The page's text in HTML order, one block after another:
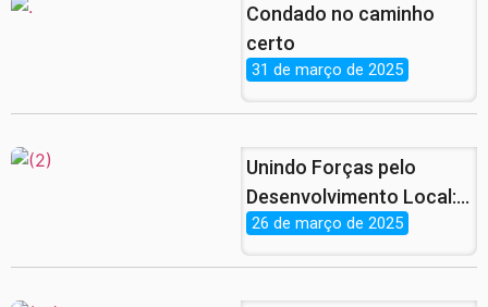
Condado no caminho
certo
31 de março de 2025
Unindo Forças pelo
Desenvolvimento Local:
Parcerias que Vão
26 de março de 2025